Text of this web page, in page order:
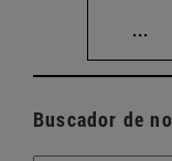
...
Buscador de